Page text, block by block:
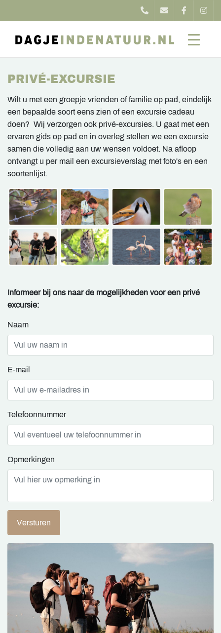
PRIVÉ-EXCURSIE
Wilt u met een groepje vrienden of familie op pad, eindelijk
een bepaalde soort eens zien of een excursie cadeau
doen? Wij verzorgen ook privé-excursies. U gaat met een
ervaren gids op pad en in overleg stellen we een excursie
samen die volledig aan uw wensen voldoet. Na afloop
ontvangt u per mail een excursieverslag met foto's en een
soortenlijst.
Informeer bij ons naar de mogelijkheden voor een privé
excursie:
Naam
E-mail
Telefoonnummer
Opmerkingen
Versturen